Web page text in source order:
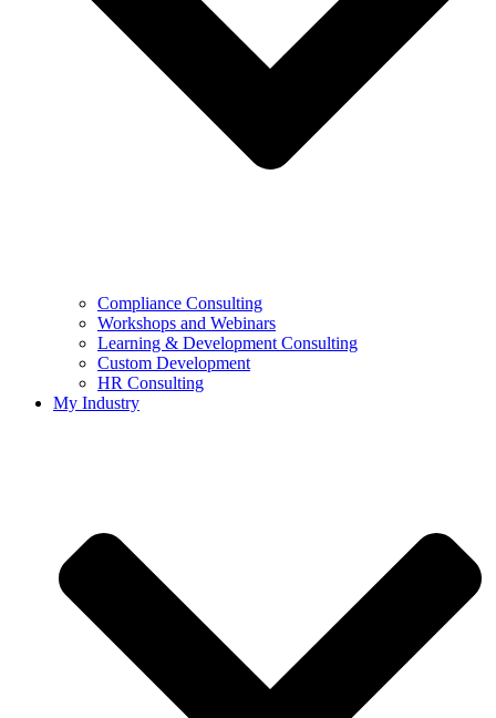
Compliance Consulting
Workshops and Webinars
Learning & Development Consulting​
Custom Development
HR Consulting
My Industry